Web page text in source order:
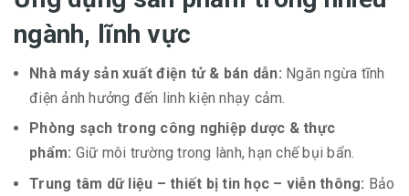
ngành, lĩnh vực
Nhà máy sản xuất điện tử & bán dẫn: Ngăn ngừa tĩnh
điện ảnh hưởng đến linh kiện nhạy cảm.
Phòng sạch trong công nghiệp dược & thực
phẩm: Giữ môi trường trong lành, hạn chế bụi bẩn.
Trung tâm dữ liệu – thiết bị tin học – viễn thông: Bảo